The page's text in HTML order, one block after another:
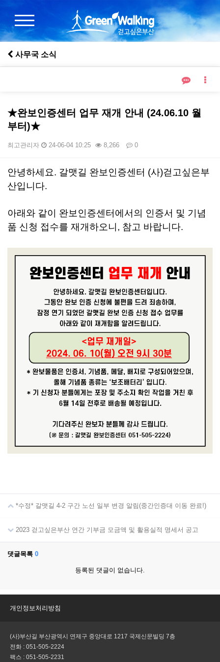
사무국 소식
★완보인증센터 업무 재개 안내 (24.06.10 월
부터)★
최고관리자 24-06-04 10:25 8,266 0
본문
안녕하세요. 갈맷길 완보인증센터 (사)걷고싶은부
산입니다.
아래와 같이 완보인증센터에서의 인증서 및 기념
품 신청 접수를 재개하오니, 참고 바랍니다.
*수정* 갈맷길 4-2 구간 노선 일부 변경 알림(중간인증대 이동 완료!)
2023 걷고싶은부산 연간 기부금 모금액 및 활용실적 명세서 공고
댓글목록 0
등록된 댓글이 없습니다.
개인정보처리방침
(사)부산길 부산광역시 연제구 중앙대로 1217 국제신문빌딩 7층
전화 : 051-505-2224
팩스 : 051-505-2231